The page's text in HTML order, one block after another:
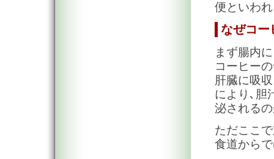
便といわ
なぜコー
まず腸内
コーヒー
肝臓に吸
により､胆
泌される
ただここ
食道から